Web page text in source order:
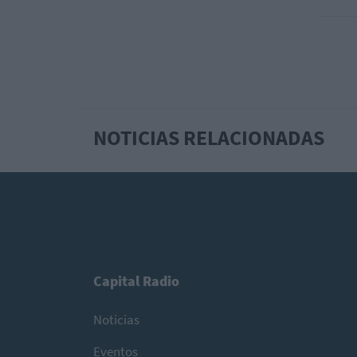
NOTICIAS RELACIONADAS
Capital Radio
Noticias
Eventos